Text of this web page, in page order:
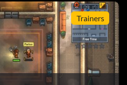
Trainers